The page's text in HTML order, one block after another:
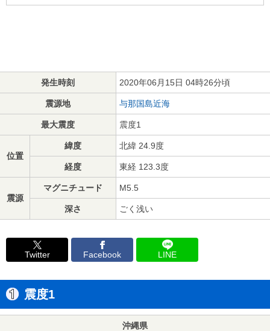
発生時刻 2020年06月15日 04時26分頃
震源地 与那国島近海
最大震度 震度1
位置
緯度 北緯 24.9度
経度 東経 123.3度
震源
マグニチュード M5.5
深さ ごく浅い
Twitter Facebook LINE
震度1
沖縄県